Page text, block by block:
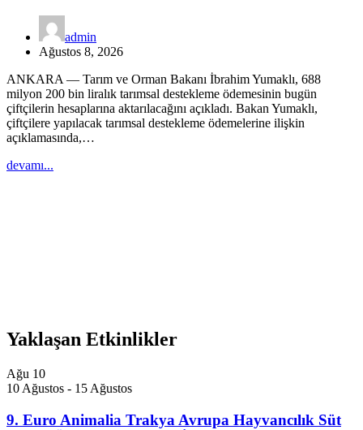
admin
Ağustos 8, 2026
ANKARA — Tarım ve Orman Bakanı İbrahim Yumaklı, 688
milyon 200 bin liralık tarımsal destekleme ödemesinin bugün
çiftçilerin hesaplarına aktarılacağını açıkladı. Bakan Yumaklı,
çiftçilere yapılacak tarımsal destekleme ödemelerine ilişkin
açıklamasında,…
devamı...
Yaklaşan Etkinlikler
Ağu 10
10 Ağustos - 15 Ağustos
9. Euro Animalia Trakya Avrupa Hayvancılık Süt